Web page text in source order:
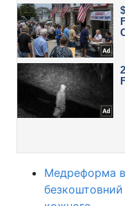
Медреформа в
безкоштовний